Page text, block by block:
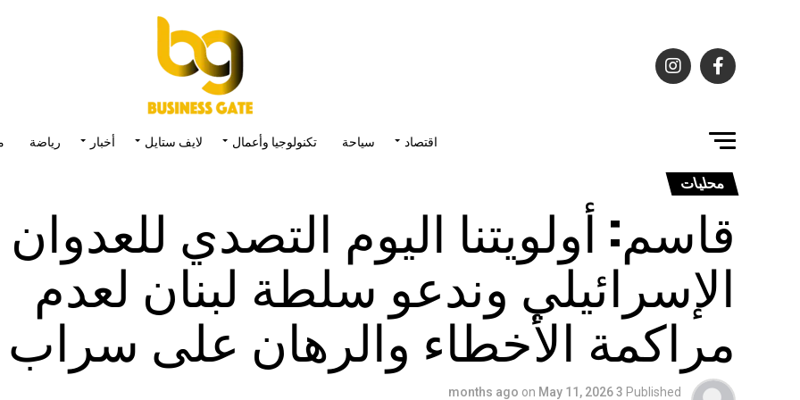
اقتصاد سياحة تكنولوجيا وأعمال لايف ستايل أخبار رياضة
محليات
قاسم: أولويتنا اليوم التصدي للعدوان
الإسرائيلي وندعو سلطة لبنان لعدم
مراكمة الأخطاء والرهان على سراب
Published
3 months ago
on May 11, 2026